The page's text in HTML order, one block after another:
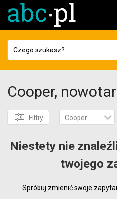
Cooper,
Filtry Cooper
Niestety nie
twojego
Spróbuj zmienić swoje